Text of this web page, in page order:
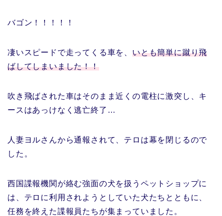
バゴン！！！！！
凄いスピードで走ってくる車を、 いとも簡単に蹴り飛
ばしてしまいました！！
吹き飛ばされた車はそのまま近くの電柱に激突し、キ
ースはあっけなく逃亡終了…
人妻ヨルさんから通報されて、テロは幕を閉じるので
した。
西国諜報機関が絡む強面の犬を扱うペットショップに
は、テロに利用されようとしていた犬たちとともに、
任務を終えた諜報員たちが集まっていました。